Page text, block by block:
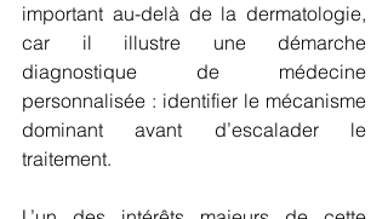
important au-delà de la dermatologie,
car il illustre une démarche
diagnostique de médecine
personnalisée : identifier le mécanisme
dominant avant d’escalader le
traitement.